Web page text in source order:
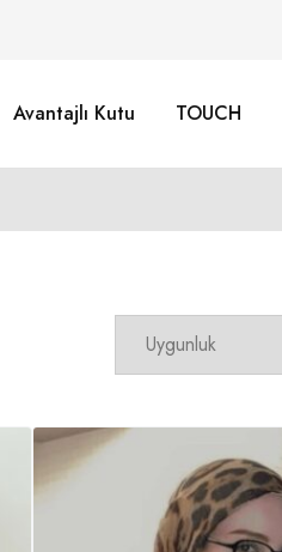
Avantajlı Kutu TOUCH